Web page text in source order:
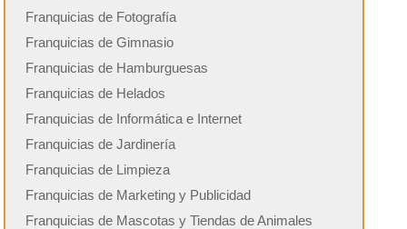
Franquicias de Fotografía
Franquicias de Gimnasio
Franquicias de Hamburguesas
Franquicias de Helados
Franquicias de Informática e Internet
Franquicias de Jardinería
Franquicias de Limpieza
Franquicias de Marketing y Publicidad
Franquicias de Mascotas y Tiendas de Animales